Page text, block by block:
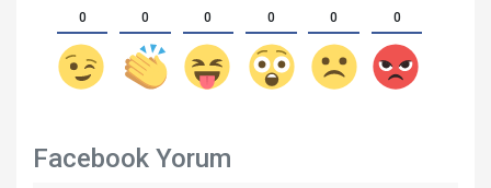
0 0 0 0 0 0
Facebook Yorum